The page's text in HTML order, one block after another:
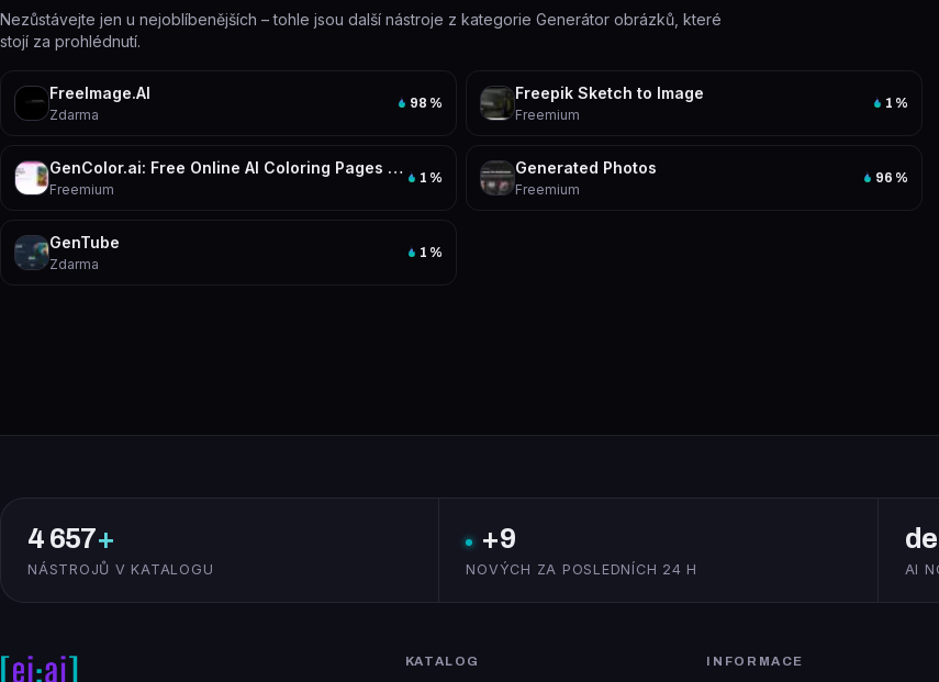
Nezůstávejte jen u nejoblíbenějších – tohle jsou další nástroje z kategorie Generátor obrázků, které
stojí za prohlédnutí.
FreeImage.AI
Zdarma
98 %
Freepik Sketch to Image
Freemium
1 %
GenColor.ai: Free Online AI Coloring Pages Generator
Freemium
1 %
Generated Photos
Freemium
96 %
GenTube
Zdarma
1 %
4 657+
NÁSTROJŮ V KATALOGU
+9
NOVÝCH ZA POSLEDNÍCH 24 H AI
KATALOG INFORMACE